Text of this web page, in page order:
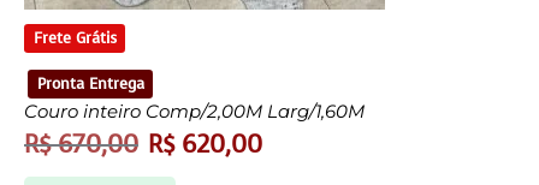
Frete Grátis
Pronta Entrega
Couro inteiro Comp/2,00M Larg/1,60M
R$670,00 R$620,00